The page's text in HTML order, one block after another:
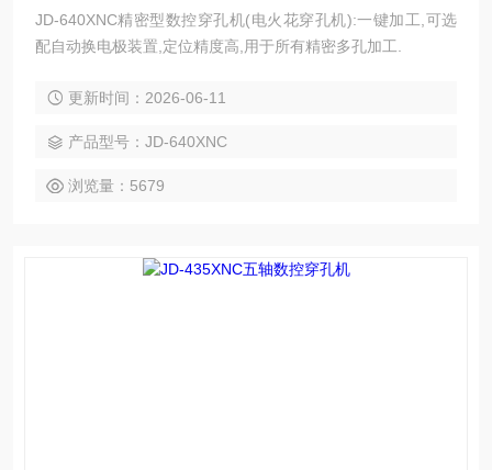
JD-640XNC精密型数控穿孔机(电火花穿孔机):一键加工,可选
配自动换电极装置,定位精度高,用于所有精密多孔加工.
更新时间：2026-06-11
产品型号：JD-640XNC
浏览量：5679